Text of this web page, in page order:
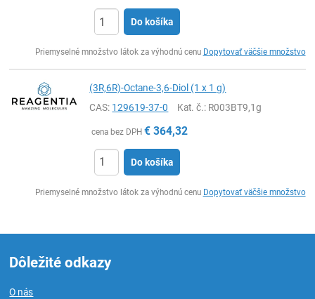
Do košíka
Priemyselné množstvo látok za výhodnú cenu Dopytovať väčšie množstvo
(3R,6R)-Octane-3,6-Diol (1 x 1 g)
CAS: 129619-37-0 Kat. č.: R003BT9,1g
cena bez DPH € 364,32
Do košíka
Priemyselné množstvo látok za výhodnú cenu Dopytovať väčšie množstvo
Dôležité odkazy
O nás